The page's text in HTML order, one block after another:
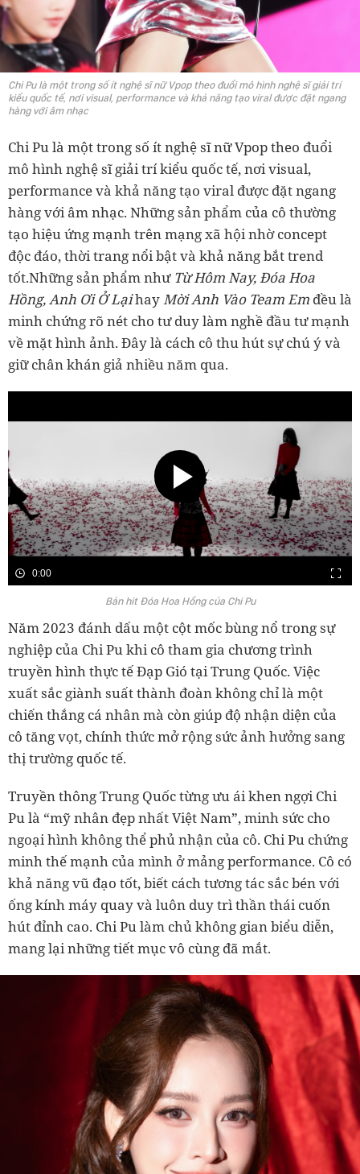
Chi Pu là một trong số ít nghệ sĩ nữ Vpop theo đuổi mô hình nghệ sĩ giải trí
kiểu quốc tế, nơi visual, performance và khả năng tạo viral được đặt ngang
hàng với âm nhạc
Chi Pu là một trong số ít nghệ sĩ nữ Vpop theo đuổi
mô hình nghệ sĩ giải trí kiểu quốc tế, nơi visual,
performance và khả năng tạo viral được đặt ngang
hàng với âm nhạc. Những sản phẩm của cô thường
tạo hiệu ứng mạnh trên mạng xã hội nhờ concept
độc đáo, thời trang nổi bật và khả năng bắt trend
tốt.Những sản phẩm như Từ Hôm Nay, Đóa Hoa
Hồng, Anh Ơi Ở LạihayMời Anh Vào Team Em đều là
minh chứng rõ nét cho tư duy làm nghề đầu tư mạnh
về mặt hình ảnh. Đây là cách cô thu hút sự chú ý và
giữ chân khán giả nhiều năm qua.
0:00
Bản hit Đóa Hoa Hồng của Chi Pu
Năm 2023 đánh dấu một cột mốc bùng nổ trong sự
nghiệp của Chi Pu khi cô tham gia chương trình
truyền hình thực tế Đạp Gió tại Trung Quốc. Việc
xuất sắc giành suất thành đoàn không chỉ là một
chiến thắng cá nhân mà còn giúp độ nhận diện của
cô tăng vọt, chính thức mở rộng sức ảnh hưởng sang
thị trường quốc tế.
Truyền thông Trung Quốc từng ưu ái khen ngợi Chi
Pu là “mỹ nhân đẹp nhất Việt Nam”, minh sức cho
ngoại hình không thể phủ nhận của cô. Chi Pu chứng
minh thế mạnh của mình ở mảng performance. Cô có
khả năng vũ đạo tốt, biết cách tương tác sắc bén với
ống kính máy quay và luôn duy trì thần thái cuốn
hút đỉnh cao. Chi Pu làm chủ không gian biểu diễn,
mang lại những tiết mục vô cùng đã mắt.